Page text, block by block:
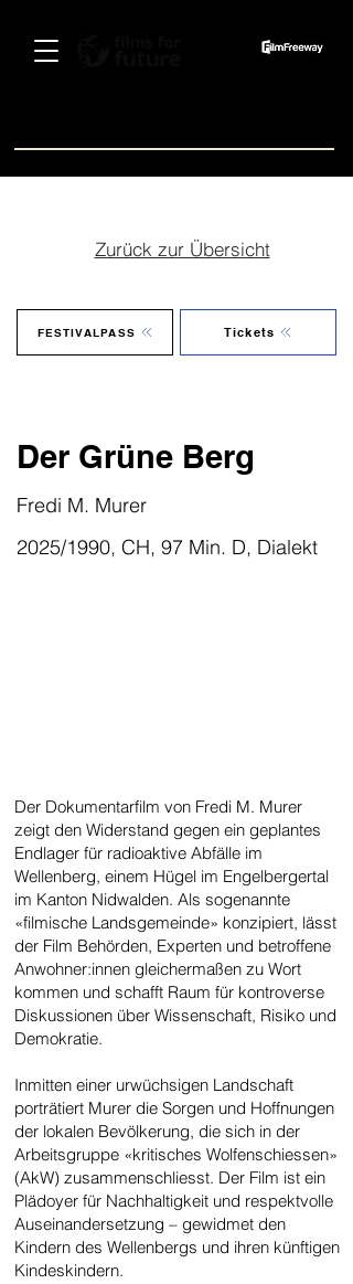
Zurück zur Übersicht
FESTIVALPASS Tickets
Der Grüne Berg
Fredi M. Murer
2025/1990, CH, 97 Min. D, Dialekt
Der Dokumentarfilm von Fredi M. Murer
zeigt den Widerstand gegen ein geplantes
Endlager für radioaktive Abfälle im
Wellenberg, einem Hügel im Engelbergertal
im Kanton Nidwalden. Als sogenannte
«filmische Landsgemeinde» konzipiert, lässt
der Film Behörden, Experten und betroffene
Anwohner:innen gleichermaßen zu Wort
kommen und schafft Raum für kontroverse
Diskussionen über Wissenschaft, Risiko und
Demokratie.
Inmitten einer urwüchsigen Landschaft
porträtiert Murer die Sorgen und Hoffnungen
der lokalen Bevölkerung, die sich in der
Arbeitsgruppe «kritisches Wolfenschiessen»
(AkW) zusammenschliesst. Der Film ist ein
Plädoyer für Nachhaltigkeit und respektvolle
Auseinandersetzung – gewidmet den
Kindern des Wellenbergs und ihren künftigen
Kindeskindern.